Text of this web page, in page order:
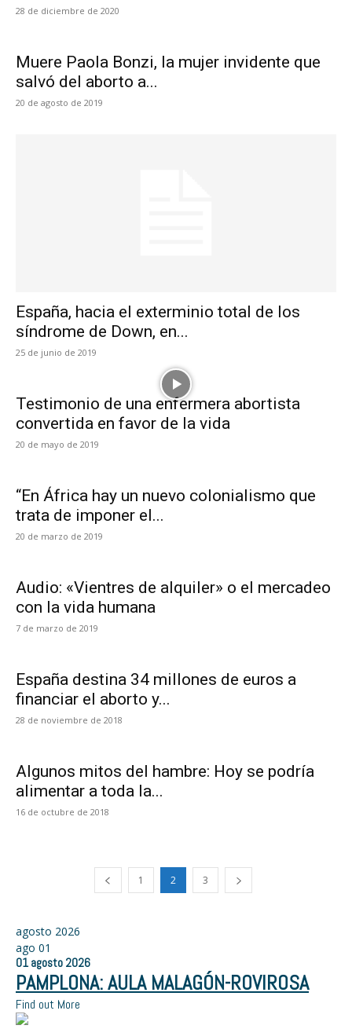
28 de diciembre de 2020
Muere Paola Bonzi, la mujer invidente que
salvó del aborto a...
20 de agosto de 2019
España, hacia el exterminio total de los
síndrome de Down, en...
25 de junio de 2019
Testimonio de una enfermera abortista
convertida en favor de la vida
20 de mayo de 2019
“En África hay un nuevo colonialismo que
trata de imponer el...
20 de marzo de 2019
Audio: «Vientres de alquiler» o el mercadeo
con la vida humana
7 de marzo de 2019
España destina 34 millones de euros a
financiar el aborto y...
28 de noviembre de 2018
Algunos mitos del hambre: Hoy se podría
alimentar a toda la...
16 de octubre de 2018
1 2 3
agosto 2026
ago 01
01 agosto 2026
PAMPLONA: AULA MALAGÓN-ROVIROSA
Find out More